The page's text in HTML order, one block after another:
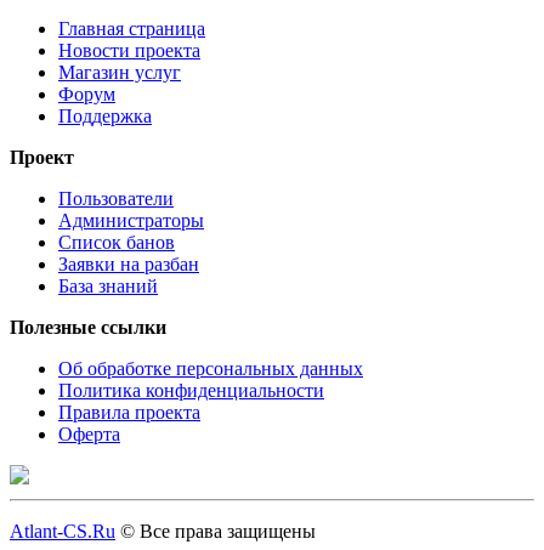
Главная страница
Новости проекта
Магазин услуг
Форум
Поддержка
Проект
Пользователи
Администраторы
Список банов
Заявки на разбан
База знаний
Полезные ссылки
Об обработке персональных данных
Политика конфиденциальности
Правила проекта
Оферта
Atlant-CS.Ru © Все права защищены